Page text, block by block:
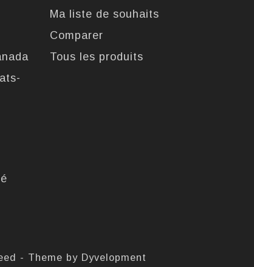
Ma liste de souhaits
Comparer
Tous les produits
- Theme by Dyvelopment